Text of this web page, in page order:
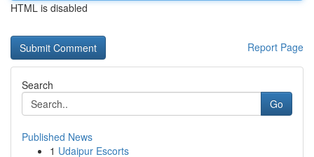
HTML is disabled
Report Page
Search
Go
Published News
1 Udaipur Escorts